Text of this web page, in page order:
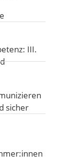
III.
sicher